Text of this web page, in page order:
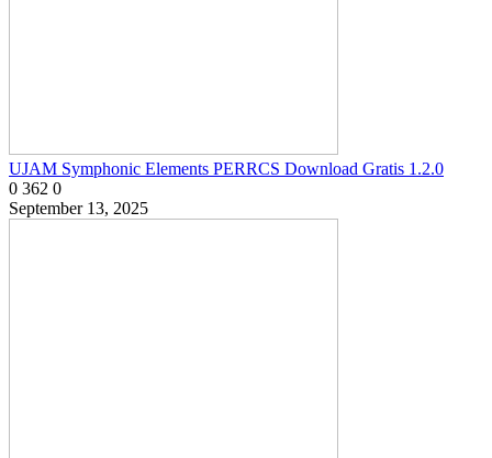
UJAM Symphonic Elements PERRCS Download Gratis 1.2.0
0 362 0
September 13, 2025